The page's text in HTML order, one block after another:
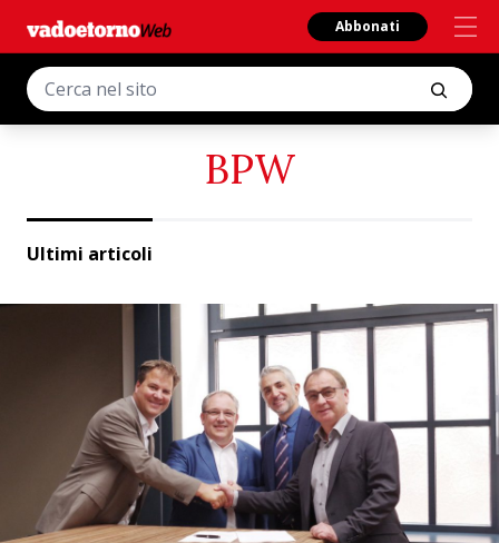
Abbonati
BPW
Ultimi articoli